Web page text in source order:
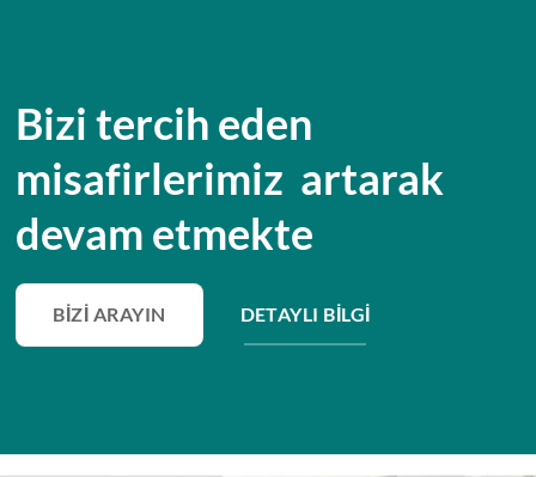
Bizi tercih eden
misafirlerimiz artarak
devam etmekte
BIZI ARAYIN DETAYLI BILGI